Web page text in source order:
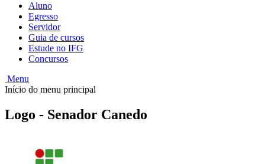
Aluno
Egresso
Servidor
Guia de cursos
Estude no IFG
Concursos
Menu
Início do menu principal
Logo - Senador Canedo